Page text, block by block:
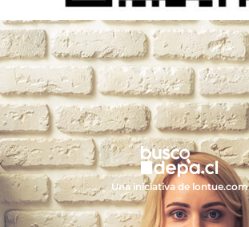
Una iniciativa de lontue.com